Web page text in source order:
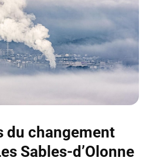
du changement
Sables-d’Olonne